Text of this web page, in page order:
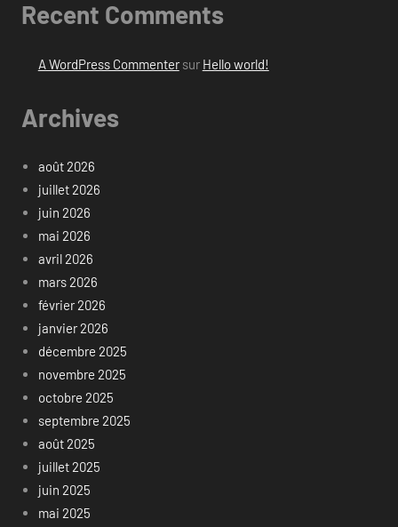
Recent Comments
A WordPress Commentersur Hello world!
Archives
août 2026
juillet 2026
juin 2026
mai 2026
avril 2026
mars 2026
février 2026
janvier 2026
décembre 2025
novembre 2025
octobre 2025
septembre 2025
août 2025
juillet 2025
juin 2025
mai 2025